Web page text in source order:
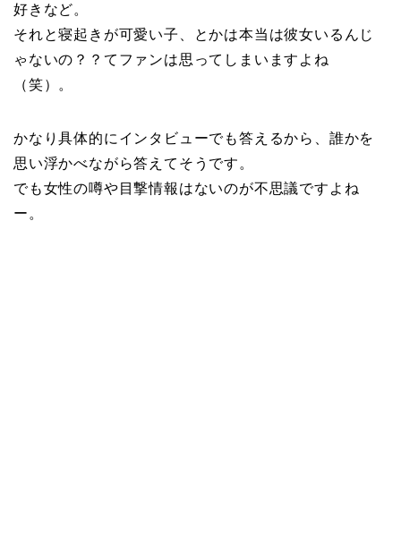
好きなど。
それと寝起きが可愛い子、とかは本当は彼女いるんじ
ゃないの？？てファンは思ってしまいますよね
（笑）。
かなり具体的にインタビューでも答えるから、誰かを
思い浮かべながら答えてそうです。
でも女性の噂や目撃情報はないのが不思議ですよね
ー。